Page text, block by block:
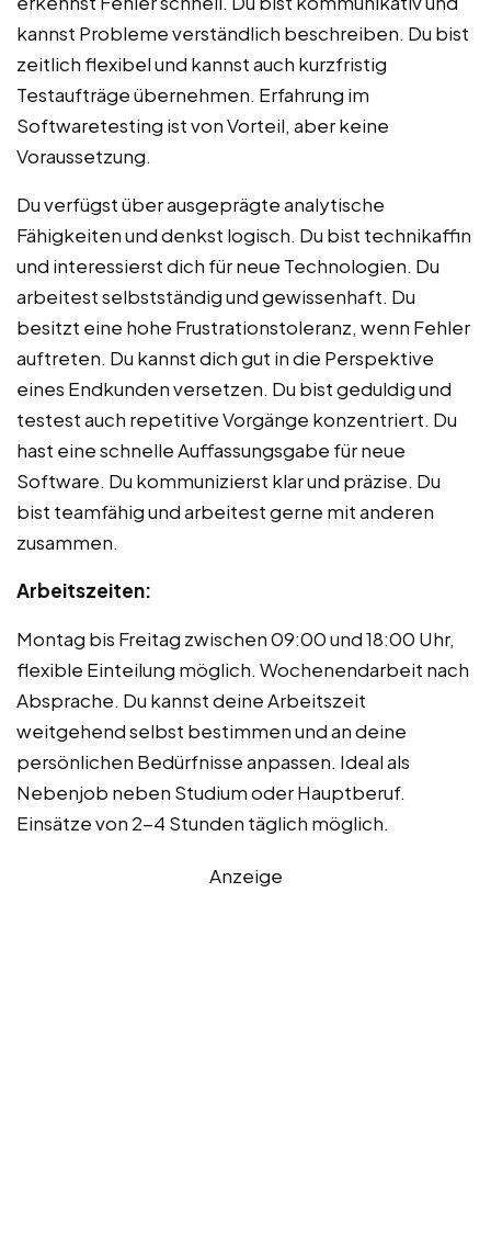
kannst Probleme verständlich beschreiben. Du bist
zeitlich flexibel und kannst auch kurzfristig
Testaufträge übernehmen. Erfahrung im
Softwaretesting ist von Vorteil, aber keine
Voraussetzung.
Du verfügst über ausgeprägte analytische
Fähigkeiten und denkst logisch. Du bist technikaffin
und interessierst dich für neue Technologien. Du
arbeitest selbstständig und gewissenhaft. Du
besitzt eine hohe Frustrationstoleranz, wenn Fehler
auftreten. Du kannst dich gut in die Perspektive
eines Endkunden versetzen. Du bist geduldig und
testest auch repetitive Vorgänge konzentriert. Du
hast eine schnelle Auffassungsgabe für neue
Software. Du kommunizierst klar und präzise. Du
bist teamfähig und arbeitest gerne mit anderen
zusammen.
Arbeitszeiten:
Montag bis Freitag zwischen 09:00 und 18:00 Uhr,
flexible Einteilung möglich. Wochenendarbeit nach
Absprache. Du kannst deine Arbeitszeit
weitgehend selbst bestimmen und an deine
persönlichen Bedürfnisse anpassen. Ideal als
Nebenjob neben Studium oder Hauptberuf.
Einsätze von 2-4 Stunden täglich möglich.
Anzeige